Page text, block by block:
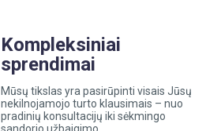
Kompleksiniai
sprendimai
Mūsų tikslas yra pasirūpinti visais Jūsų
nekilnojamojo turto klausimais – nuo
pradinių konsultacijų iki sėkmingo